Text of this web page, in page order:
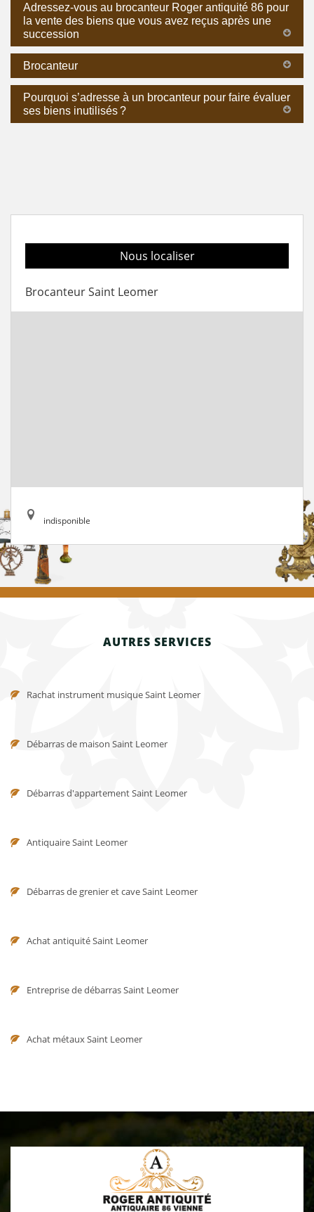
Adressez-vous au brocanteur Roger antiquité 86 pour
la vente des biens que vous avez reçus après une
succession
Brocanteur
Pourquoi s’adresse à un brocanteur pour faire évaluer
ses biens inutilisés ?
Nous localiser
Brocanteur Saint Leomer
indisponible
AUTRES SERVICES
Rachat instrument musique Saint Leomer
Débarras de maison Saint Leomer
Débarras d'appartement Saint Leomer
Antiquaire Saint Leomer
Débarras de grenier et cave Saint Leomer
Achat antiquité Saint Leomer
Entreprise de débarras Saint Leomer
Achat métaux Saint Leomer